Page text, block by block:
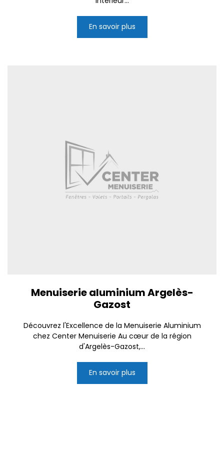
En savoir plus
Menuiserie aluminium Argelès-
Gazost
Découvrez l'Excellence de la Menuiserie Aluminium
chez Center Menuiserie Au cœur de la région
d'Argelès-Gazost,...
En savoir plus